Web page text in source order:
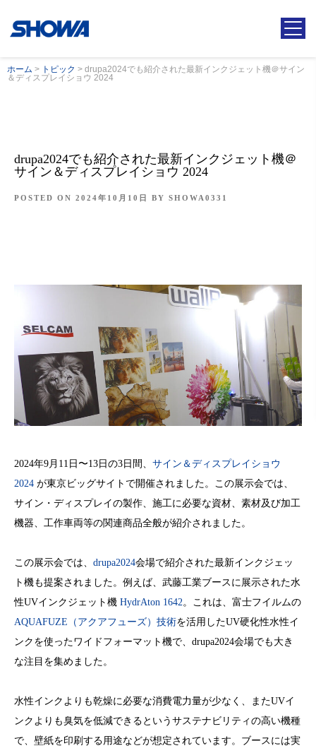
ホーム > トピック > drupa2024でも紹介された最新インクジェット機＠サイン
＆ディスプレイショウ 2024
drupa2024でも紹介された最新インクジェット機＠
サイン＆ディスプレイショウ 2024
POSTED ON 2024年10月10日 BY SHOWA0331
2024年9月11日〜13日の3日間、 サイン＆ディスプレイショウ
2024 が東京ビッグサイトで開催されました。この展示会では、
サイン・ディスプレイの製作、施工に必要な資材、素材及び加工
機器、工作車両等の関連商品全般が紹介されました。
この展示会では、 drupa2024会場で紹介された最新インクジェッ
ト機も提案されました。例えば、武藤工業ブースに展示された水
性UVインクジェット機 HydrAton 1642 。これは、富士フイルムの
AQUAFUZE（アクアフューズ）技術を活用したUV硬化性水性イ
ンクを使ったワイドフォーマット機で、drupa2024会場でも大き
な注目を集めました。
水性インクよりも乾燥に必要な消費電力量が少なく、またUVイ
ンクよりも臭気を低減できるというサステナビリティの高い機種
で、壁紙を印刷する用途などが想定されています。ブースには実